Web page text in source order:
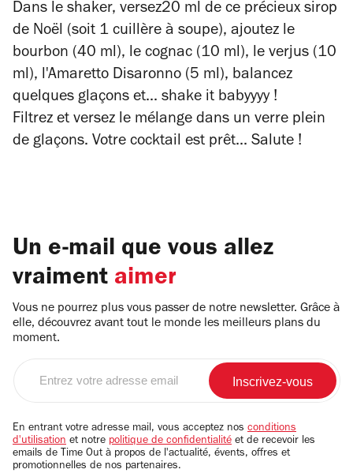
Dans le shaker, versez20 ml de ce précieux sirop
de Noël (soit 1 cuillère à soupe), ajoutez le
bourbon (40 ml), le cognac (10 ml), le verjus (10
ml), l'Amaretto Disaronno (5 ml), balancez
quelques glaçons et... shake it babyyyy!
Filtrez et versez le mélange dans un verre plein
de glaçons. Votre cocktail est prêt... Salute !
Un e-mail que vous allez
vraiment aimer
Vous ne pourrez plus vous passer de notre newsletter. Grâce à
elle, découvrez avant tout le monde les meilleurs plans du
moment.
email
En entrant votre adresse mail, vous acceptez nos conditions
d'utilisation et notre politique de confidentialité et de recevoir les
emails de Time Out à propos de l'actualité, évents, offres et
promotionnelles de nos partenaires.